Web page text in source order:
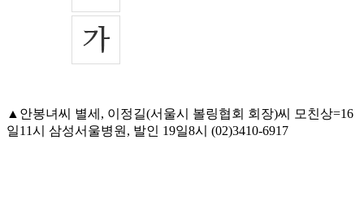
▲안봉녀씨 별세, 이정길(서울시 볼링협회 회장)씨 모친상=16
일11시 삼성서울병원, 발인 19일8시 (02)3410-6917